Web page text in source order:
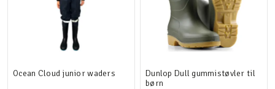
Ocean Cloud junior waders
Dunlop Dull gummistøvler til
børn